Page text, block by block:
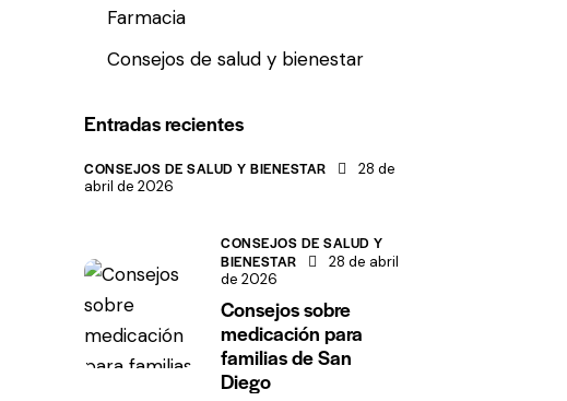
Farmacia
Consejos de salud y bienestar
Entradas recientes
CONSEJOS DE SALUD Y BIENESTAR
28 de
abril de 2026
CONSEJOS DE SALUD Y
BIENESTAR
28 de abril
de 2026
Consejos sobre
medicación para
familias de San
Diego